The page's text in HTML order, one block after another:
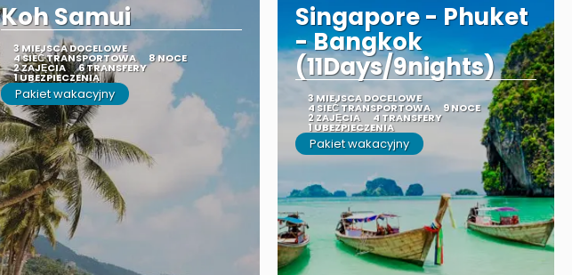
Koh Samui
3 MIEJSCA DOCELOWE
4 SIEĆ TRANSPORTOWA 8 NOCE
2 ZAJĘCIA 6 TRANSFERY
1 UBEZPIECZENIA
Pakiet wakacyjny
Singapore - Phuket
- Bangkok
(11Days/9nights)
3 MIEJSCA DOCELOWE
4 SIEĆ TRANSPORTOWA 9 NOCE
2 ZAJĘCIA 4 TRANSFERY
1 UBEZPIECZENIA
Pakiet wakacyjny